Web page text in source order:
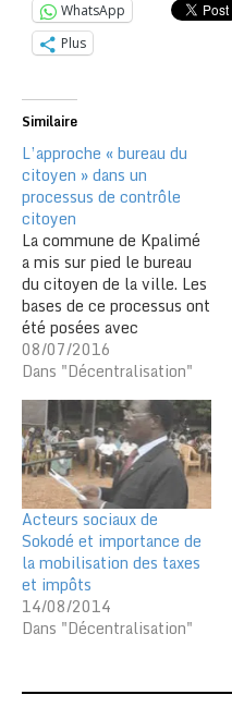
WhatsApp
Plus
Similaire
L’approche « bureau du
citoyen » dans un
processus de contrôle
citoyen
La commune de Kpalimé
a mis sur pied le bureau
du citoyen de la ville. Les
bases de ce processus ont
été posées avec
l’élaboration des textes
devant régir l’approche «
bureau a pour attribution
d’enregistrer les besoins
des citoyens liés à la vie
publique,…
08/07/2016
Dans "Décentralisation"
Acteurs sociaux de
Sokodé et importance de
la mobilisation des taxes
et impôts
14/08/2014
Dans "Décentralisation"